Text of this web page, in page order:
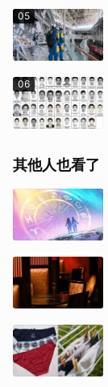
05
06
其他人也看了